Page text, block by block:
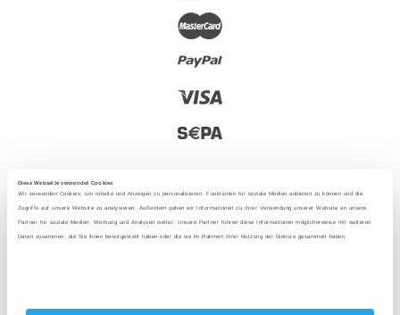
Diese Webseite verwendet Cookies
Wir verwenden Cookies, um Inhalte und Anzeigen zu personalisieren, Funktionen für soziale Medien anbieten zu können und die
Zugriffe auf unsere Website zu analysieren. Außerdem geben wir Informationen zu Ihrer Verwendung unserer Website an unsere
Partner für soziale Medien, Werbung und Analysen weiter. Unsere Partner führen diese Informationen möglicherweise mit weiteren
Daten zusammen, die Sie ihnen bereitgestellt haben oder die sie im Rahmen Ihrer Nutzung der Dienste gesammelt haben.
2025 - Met liefde uit Berlijn